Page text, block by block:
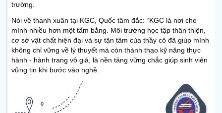
trường.
Nói về thanh xuân tại KGC, Quốc tâm đắc: “KGC là nơi cho
mình nhiều hơn một tấm bằng. Môi trường học tập thân thiện,
cơ sở vật chất hiện đại và sự tận tâm của thầy cô đã giúp mình
không chỉ vững về lý thuyết mà còn thành thạo kỹ năng thực
hành - hành trang vô giá, là nền tảng vững chắc giúp sinh viên
vững tin khi bước vào nghề.